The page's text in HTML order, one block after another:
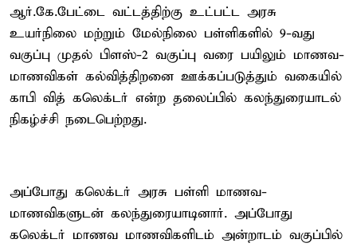
ஆர்.கே.பேட்டை வட்டத்திற்கு உட்பட்ட அரசு
உயர்நிலை மற்றும் மேல்நிலை பள்ளிகளில் 9-வது
வகுப்பு முதல் பிளஸ்-2 வகுப்பு வரை பயிலும் மாணவ-
மாணவிகள் கல்வித்திறனை ஊக்கப்படுத்தும் வகையில்
காபி வித் கலெக்டர் என்ற தலைப்பில் கலந்துரையாடல்
நிகழ்ச்சி நடைபெற்றது.
அப்போது கலெக்டர் அரசு பள்ளி மாணவ-
மாணவிகளுடன் கலந்துரையாடினார். அப்போது
கலெக்டர் மாணவ மாணவிகளிடம் அன்றாடம் வகுப்பில்